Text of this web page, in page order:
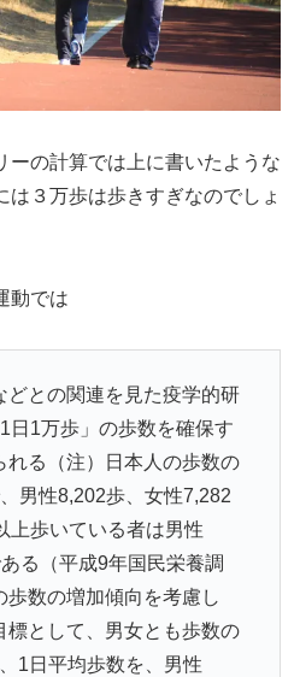
ーの計算では上に書いたような
は３万歩は歩きすぎなのでしょ
動では
どとの関連を見た疫学的研
日1万歩」の歩数を確保す
れる（注）日本人の歩数の
男性8,202歩、女性7,282
上歩いている者は男性
る（平成9年国民栄養調
数の増加傾向を考慮し
標として、男女とも歩数の
1日平均歩数を、男性